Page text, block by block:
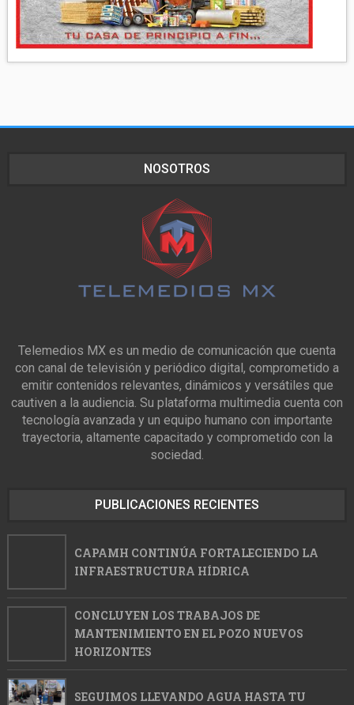
NOSOTROS
Telemedios MX es un medio de comunicación que cuenta
con canal de televisión y periódico digital, comprometido a
emitir contenidos relevantes, dinámicos y versátiles que
cautiven a la audiencia. Su plataforma multimedia cuenta con
tecnología avanzada y un equipo humano con importante
trayectoria, altamente capacitado y comprometido con la
sociedad.
PUBLICACIONES RECIENTES
CAPAMH CONTINÚA FORTALECIENDO LA
INFRAESTRUCTURA HÍDRICA
CONCLUYEN LOS TRABAJOS DE
MANTENIMIENTO EN EL POZO NUEVOS
HORIZONTES
SEGUIMOS LLEVANDO AGUA HASTA TU